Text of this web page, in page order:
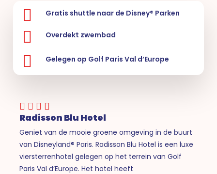
Gratis shuttle naar de Disney® Parken
Overdekt zwembad
Gelegen op Golf Paris Val d’Europe
Radisson Blu Hotel
Geniet van de mooie groene omgeving in de buurt
van Disneyland® Paris. Radisson Blu Hotel is een luxe
viersterrenhotel gelegen op het terrein van Golf
Paris Val d’Europe. Het hotel heeft